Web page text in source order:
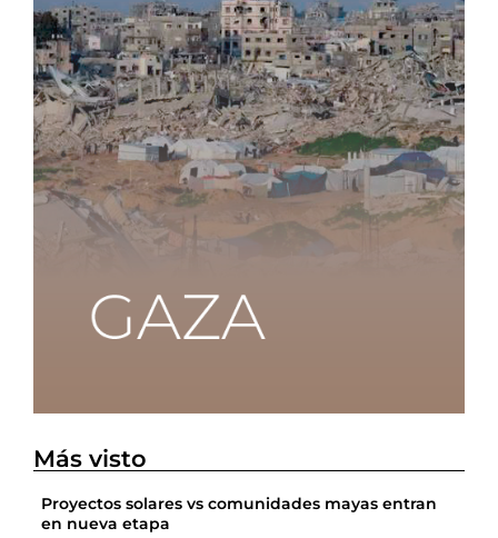
Más visto
Proyectos solares vs comunidades mayas entran
en nueva etapa